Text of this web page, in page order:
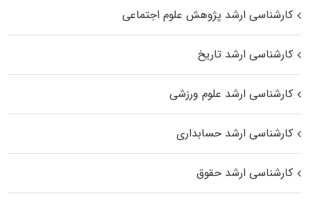
کارشناسی ارشد پژوهش علوم اجتماعی
کارشناسی ارشد تاریخ
کارشناسی ارشد علوم ورزشی
کارشناسی ارشد حسابداری
کارشناسی ارشد حقوق